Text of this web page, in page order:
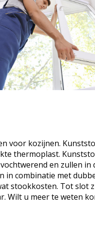
voor kozijnen.
thermoplast.
en zullen in
combinatie met
stookkosten. Tot slot
Wilt u meer te weten